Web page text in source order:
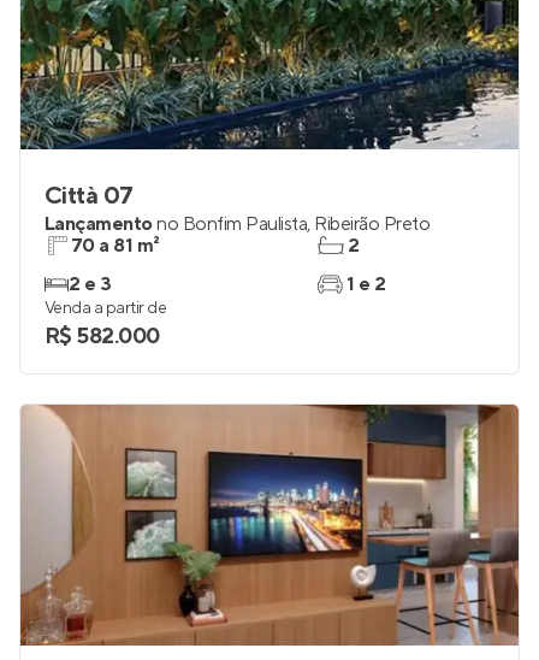
Città 07
Lançamentono Bonfim Paulista, Ribeirão Preto
70 a 81 m²
2 e 3
2
1 e 2
Venda a partir de
R$ 582.000